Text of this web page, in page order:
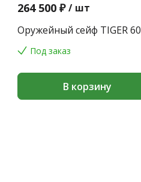
264 500 ₽ / шт
Оружейный сейф TIGER 60
Под заказ
В корзину